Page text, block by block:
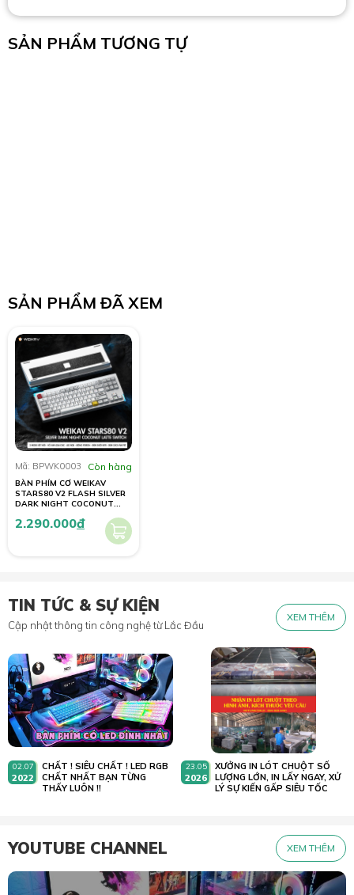
SẢN PHẨM TƯƠNG TỰ
SẢN PHẨM ĐÃ XEM
Mã: BPWK0003 Còn hàng
BÀN PHÍM CƠ WEIKAV
STARS80 V2 FLASH SILVER
DARK NIGHT COCONUT
2.290.000đ
TIN TỨC & SỰ KIỆN
Cập nhật thông tin công nghệ từ Lắc Đầu
XEM THÊM
02.07
2022
CHẤT ! SIÊU CHẤT ! LED RGB
CHẤT NHẤT BẠN TỪNG
THẤY LUÔN !!
23.05
2026
XƯỞNG IN LÓT CHUỘT SỐ
LƯỢNG LỚN, IN LẤY NGAY, XỬ
LÝ SỰ KIẾN GẤP SIÊU TỐC
YOUTUBE CHANNEL XEM THÊM